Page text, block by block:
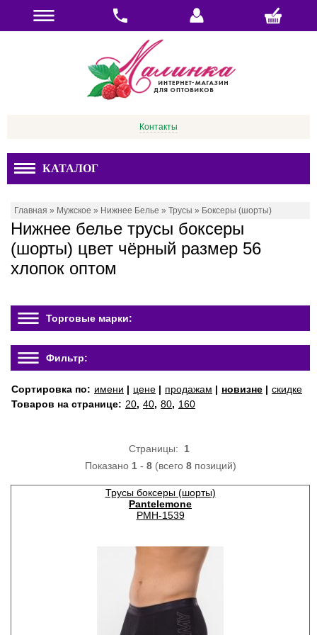
Контакты
КАТАЛОГ
Главная » Мужское » Нижнее Белье » Трусы » Боксеры (шорты)
Нижнее белье трусы боксеры
(шорты) цвет чёрный размер 56
хлопок оптом
Торговые марки:
Фильтр:
Сортировка по: имени | цене | продажам | новизне | скидке
Товаров на странице: 20, 40, 80, 160
Страницы: 1
Показано 1- 8(всего 8позиций)
Трусы боксеры (шорты)
Pantelemone
PMH-1539